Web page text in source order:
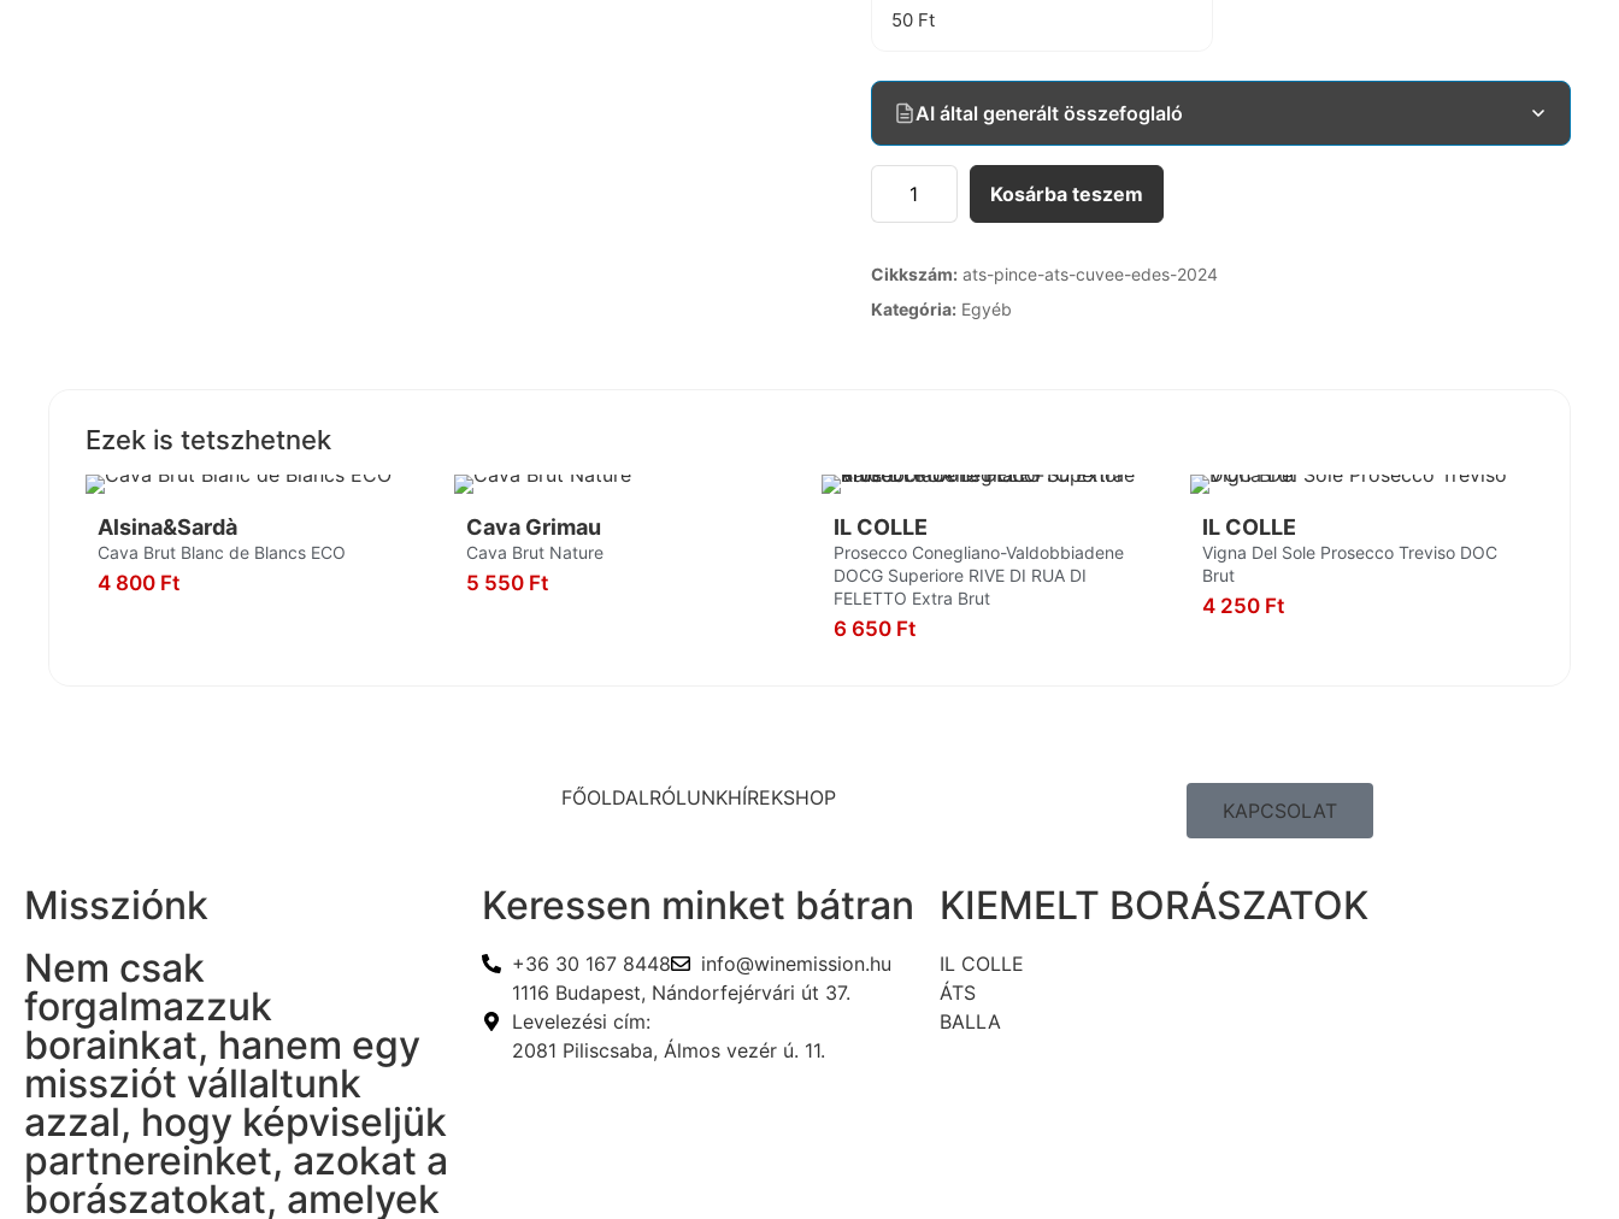
50 Ft
AI által generált összefoglaló
Kosárba teszem
Cikkszám:ats-pince-ats-cuvee-edes-2024
Kategória: Egyéb
Ezek is tetszhetnek
Alsina&Sardà
Cava Brut Blanc de Blancs ECO
4 800 Ft
Cava Grimau
Cava Brut Nature
5 550 Ft
IL COLLE
Prosecco Conegliano-Valdobbiadene
DOCG Superiore RIVE DI RUA DI
FELETTO Extra Brut
6 650 Ft
IL COLLE
Vigna Del Sole Prosecco Treviso DOC
Brut
4 250 Ft
FŐOLDALRÓLUNKHÍREKSHOP
KAPCSOLAT
Missziónk
Nem csak
forgalmazzuk
borainkat, hanem egy
missziót vállaltunk
azzal, hogy képviseljük
partnereinket, azokat a
borászatokat, amelyek
Keressen minket bátran
+36 30 167 8448
info@winemission.hu
1116 Budapest, Nándorfejérvári út 37.
Levelezési cím:
2081 Piliscsaba, Álmos vezér ú. 11.
KIEMELT BORÁSZATOK
IL COLLE
ÁTS
BALLA